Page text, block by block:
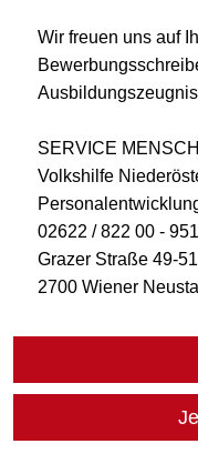
Wir freuen uns auf
SERVICE
Volkshilfe
02622 / 822 00 -
Grazer Straße 49-51
2700 Wiener